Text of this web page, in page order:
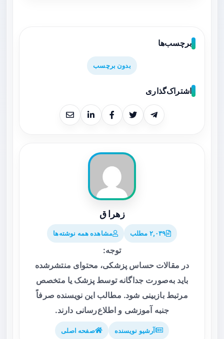
برچسب‌ها
بدون برچسب
اشتراک‌گذاری
زهرا ق
۲,۰۳۹ مطلب مشاهده همه نوشته‌ها
توجه:
در مقالات حساس پزشکی، محتوای منتشرشده
باید به‌صورت جداگانه توسط پزشک یا متخصص
مرتبط بازبینی شود. مطالب این نویسنده صرفاً
جنبه آموزشی و اطلاع‌رسانی دارند.
آرشیو نویسنده صفحه اصلی